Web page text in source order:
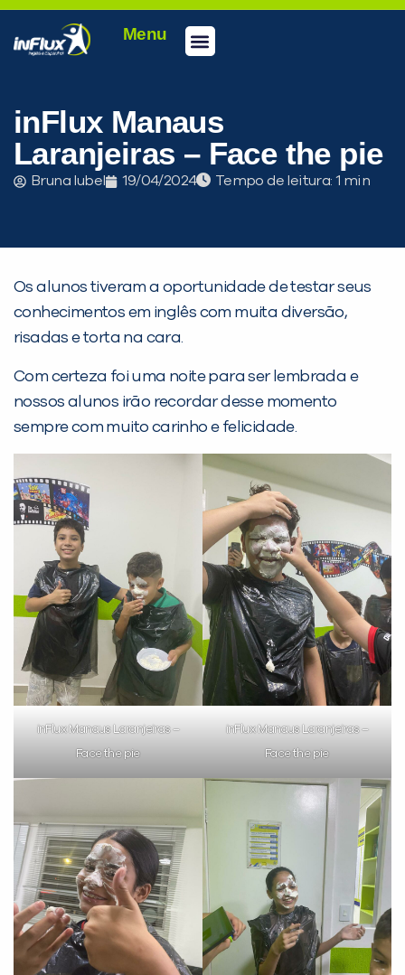
Menu
inFlux Manaus
Laranjeiras – Face the pie
Bruna Iubel 19/04/2024 Tempo de leitura:
Os alunos tiveram a oportunidade de testar seus
conhecimentos em inglês com muita diversão,
risadas e torta na cara.
Com certeza foi uma noite para ser lembrada e
nossos alunos irão recordar desse momento
sempre com muito carinho e felicidade.
inFlux Manaus Laranjeiras –
Face the pie
inFlux Manaus Laranjeiras –
Face the pie
PEÇA UMA DEMONSTRAÇÃO DE MÉTODO
Desculpe!
Não encontramos nenhuma unidade
inFlux nesta cidade ou bairro que
você digitou.
Preencha com seus dados abaixo e
já vamos te colocar em contato
com a: